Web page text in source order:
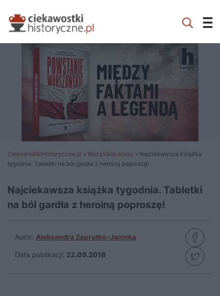
CiekawostkiHistoryczne.pl » Wszystkie wpisy » Najciekawsza książka
tygodnia. Tabletki na ból gardła z heroiną poproszę!
Najciekawsza książka tygodnia. Tabletki
na ból gardła z heroiną poproszę!
Autor: Aleksandra Zaprutko-Janicka
Data publikacji: 22.09.2018